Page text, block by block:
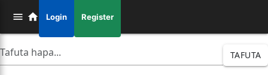
Login Register
TAFUTA